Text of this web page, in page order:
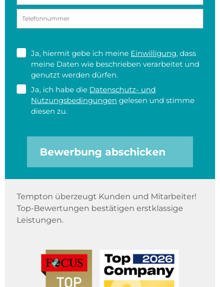
Ja, hiermit gebe ich meine Einwilligung, dass
meine Daten wie beschrieben verarbeitet und
genutzt werden dürfen.
Ja, ich habe die Datenschutz- und
Nutzungsbedingungen gelesen und stimme
diesen zu.
Bewerbung abschicken
Tempton überzeugt Kunden und Mitarbeiter!
Top-Bewertungen bestätigen erstklassige
Leistungen.